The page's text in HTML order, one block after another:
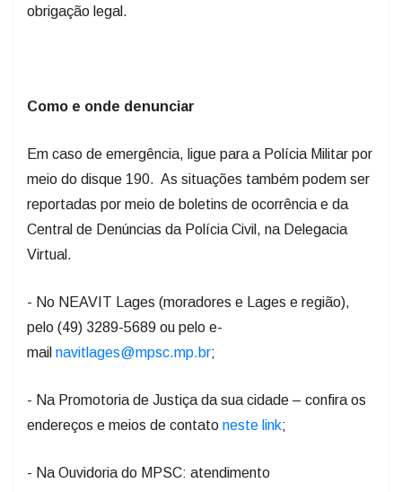
obrigação legal.
Como e onde denunciar
Em caso de emergência, ligue para a Polícia Militar por
meio do disque 190. As situações também podem ser
reportadas por meio de boletins de ocorrência e da
Central de Denúncias da Polícia Civil, na Delegacia
Virtual.
- No NEAVIT Lages (moradores e Lages e região),
pelo (49) 3289-5689 ou pelo e-
mail navitlages@mpsc.mp.br;
- Na Promotoria de Justiça da sua cidade – confira os
endereços e meios de contato neste link;
- Na Ouvidoria do MPSC: atendimento